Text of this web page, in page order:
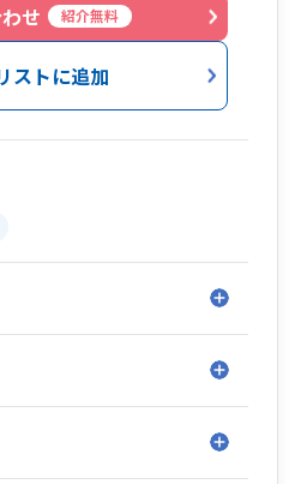
せ
紹介無料
ストに追加